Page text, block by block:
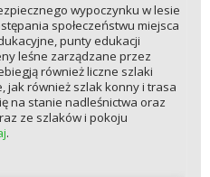
wypoczynku w lesie
społeczeństwu miejsca
punty edukacji
leśne zarządzane przez
również liczne szlaki
jak również szlak konny i trasa
na stanie nadleśnictwa oraz
ze szlaków i pokoju
.